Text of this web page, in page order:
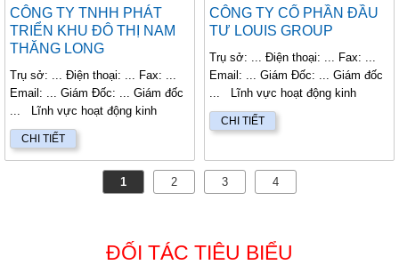
CÔNG TY TNHH PHÁT
TRIỂN KHU ĐÔ THỊ NAM
THĂNG LONG
Trụ sở: ... Điện thoại: ... Fax: ...
Email: ... Giám Đốc: ... Giám đốc
... Lĩnh vực hoạt động kinh
doanh...
CHI TIẾT
CÔNG TY CỔ PHẦN ĐẦU
TƯ LOUIS GROUP
Trụ sở: ... Điện thoại: ... Fax: ...
Email: ... Giám Đốc: ... Giám đốc
... Lĩnh vực hoạt động kinh
doanh...
CHI TIẾT
1 2 3 4
ĐỐI TÁC TIÊU BIỂU